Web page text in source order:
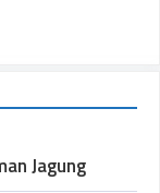
Jagung